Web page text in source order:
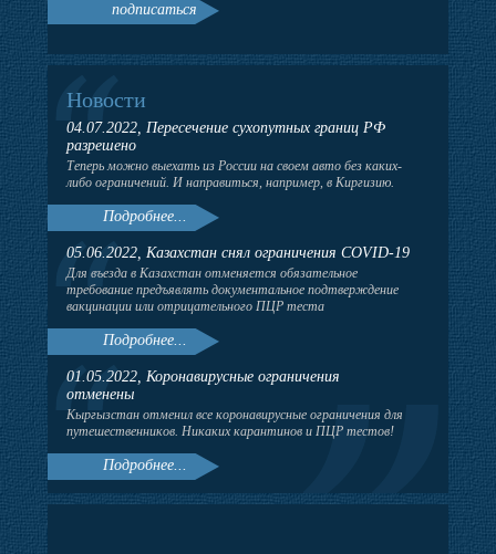
подписаться
Новости
04.07.2022, Пересечение сухопутных границ РФ
разрешено
Теперь можно выехать из России на своем авто без каких-
либо ограничений. И направиться, например, в Киргизию.
Подробнее...
05.06.2022, Казахстан снял ограничения COVID-19
Для въезда в Казахстан отменяется обязательное
требование предъявлять документальное подтверждение
вакцинации или отрицательного ПЦР теста
Подробнее...
01.05.2022, Коронавирусные ограничения
отменены
Кыргызстан отменил все коронавирусные ограничения для
путешественников. Никаких карантинов и ПЦР тестов!
Подробнее...